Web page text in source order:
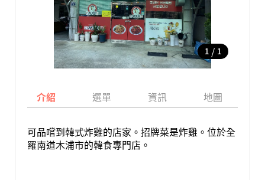
1 / 1
介紹 選單 資訊 地圖
可品嚐到韓式炸雞的店家。招牌菜是炸雞。位於全
羅南道木浦市的韓食專門店。